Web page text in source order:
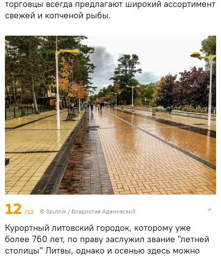
торговцы всегда предлагают широкий ассортимент
свежей и копченой рыбы.
12 /12 © Sputnik / Владислав Адамовский
Курортный литовский городок, которому уже
более 760 лет, по праву заслужил звание "летней
столицы" Литвы, однако и осенью здесь можно